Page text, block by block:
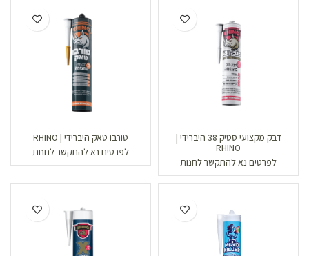
דבק מקצועי סטיק 38 היברידי |
RHINO
לפרטים נא להתקשר לחנות
טורבו טאק היברידי | RHINO
לפרטים נא להתקשר לחנות